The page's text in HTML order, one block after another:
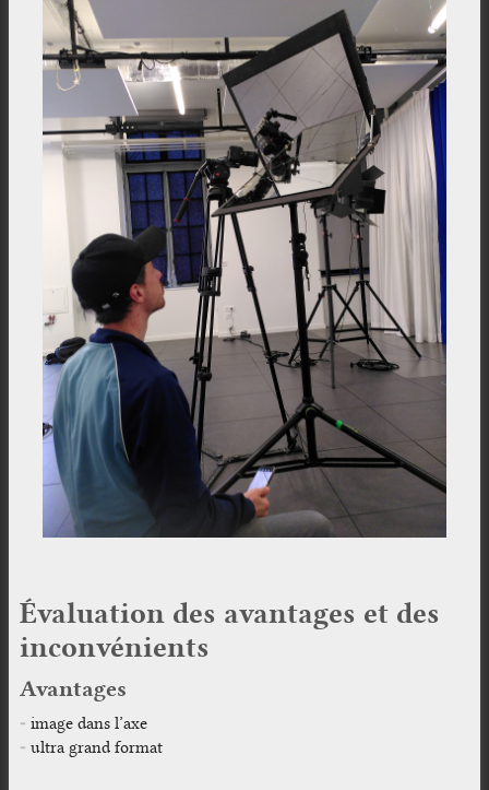
Évaluation des avantages et des
inconvénients
Avantages
image dans l’axe
ultra grand format